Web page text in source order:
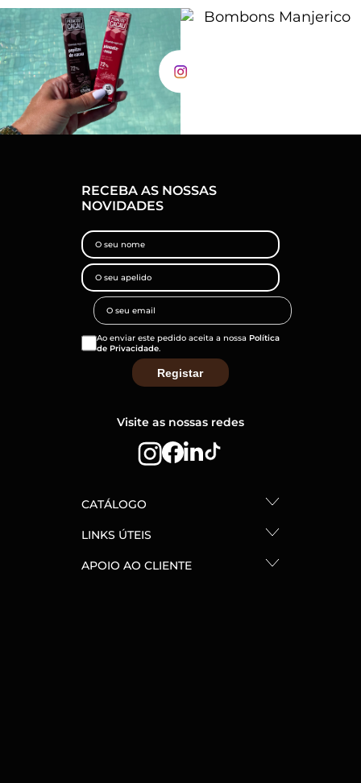
RECEBA AS NOSSAS
NOVIDADES
Ao enviar este pedido aceita a nossa Política
de Privacidade.
Visite as nossas redes
CATÁLOGO
LINKS ÚTEIS
APOIO AO CLIENTE